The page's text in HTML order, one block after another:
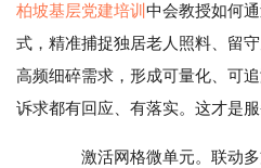
柏坡基层党建培训 中会教授如何
式，精准捕捉独居老人照料、留
高频细碎需求，形成可量化、可
诉求都有回应、有落实。这才是
激活网格微单元。联动多